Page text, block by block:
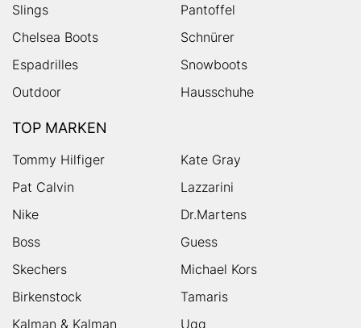
Slings
Pantoffel
Chelsea Boots
Schnürer
Espadrilles
Snowboots
Outdoor
Hausschuhe
TOP MARKEN
Tommy Hilfiger
Kate Gray
Pat Calvin
Lazzarini
Nike
Dr.Martens
Boss
Guess
Skechers
Michael Kors
Birkenstock
Tamaris
Kalman & Kalman
Ugg